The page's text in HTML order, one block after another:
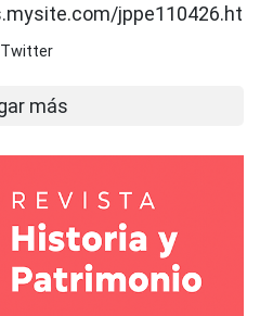
Twitter
más